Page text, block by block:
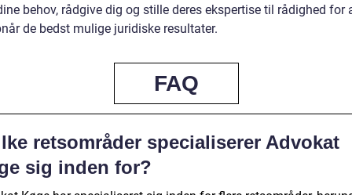
behov, rådgive dig og stille deres ekspertise til rådighed for
de bedst mulige juridiske resultater.
FAQ
retsområder specialiserer Advokat
sig inden for?